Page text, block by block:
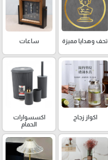
تحف وهدايا مميزة ساعات
اكواز زجاج
اكسسوارات
الحمام